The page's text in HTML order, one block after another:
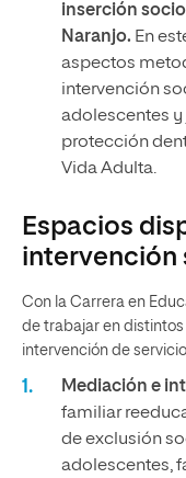
inserción
Naranjo. En
aspectos
intervención
adolescentes
protección
Vida Adulta.
Espacios
intervención
Con la Carrera en
de trabajar en
intervención de
Mediación e
familiar
de exclusión
adolescentes,